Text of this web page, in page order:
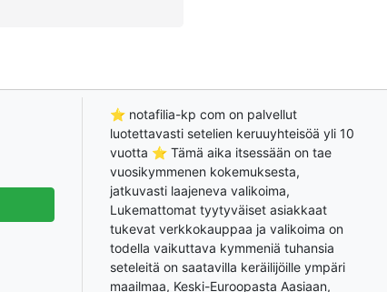
⭐ notafilia-kp com on palvellut
luotettavasti setelien keruuyhteisöä yli 10
vuotta ⭐ Tämä aika itsessään on tae
vuosikymmenen kokemuksesta,
jatkuvasti laajeneva valikoima,
Lukemattomat tyytyväiset asiakkaat
tukevat verkkokauppaa ja valikoima on
todella vaikuttava kymmeniä tuhansia
seteleitä on saatavilla keräilijöille ympäri
maailmaa, Keski-Euroopasta Aasiaan,